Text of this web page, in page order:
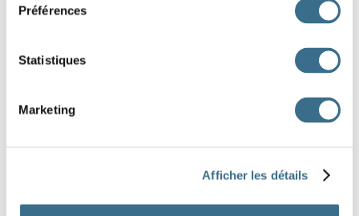
Préférences
Statistiques
Marketing
Afficher les détails
neige